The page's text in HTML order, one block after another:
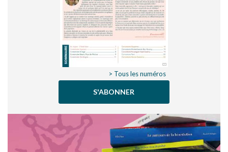
> Tous les numéros
S'ABONNER